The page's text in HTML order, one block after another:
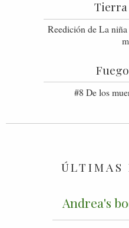
Tierra
Reedición de La
#8 De los
ÚLTIMAS
Andrea's